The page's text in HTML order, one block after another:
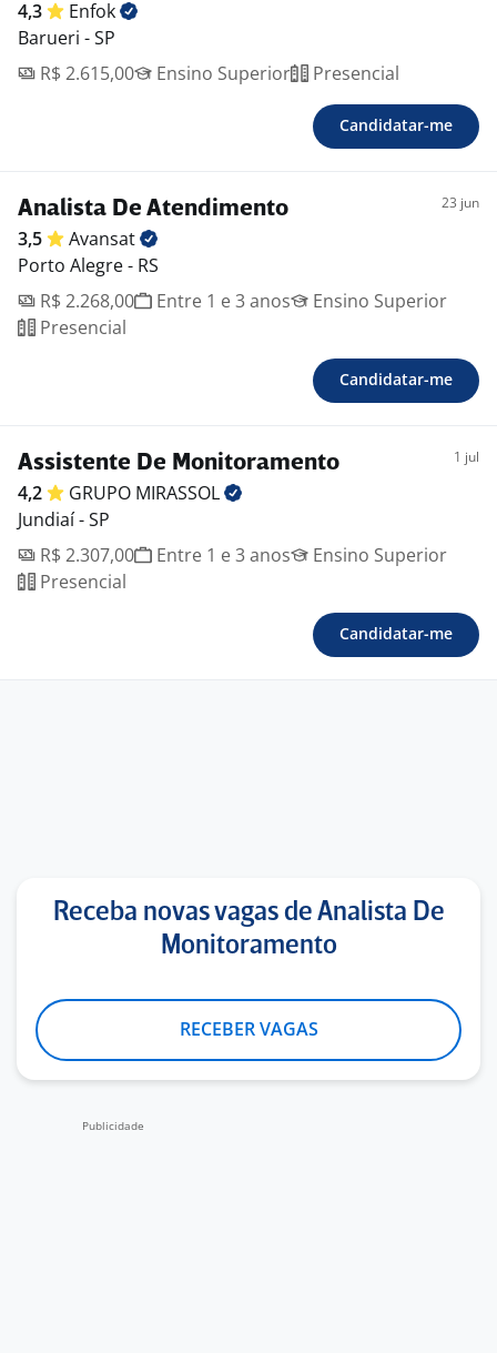
4,3
Enfok
Barueri - SP
R$ 2.615,00
Ensino Superior Presencial
Candidatar-me
Analista De Atendimento 23 jun
3,5
Avansat
Porto Alegre - RS
R$ 2.268,00
Entre 1 e 3 anos
Ensino Superior
Presencial
Candidatar-me
Assistente De Monitoramento 1 jul
4,2 GRUPO MIRASSOL
Jundiaí - SP
R$ 2.307,00
Entre 1 e 3 anos
Ensino Superior
Presencial
Candidatar-me
Receba novas vagas de Analista De
Monitoramento
RECEBER VAGAS